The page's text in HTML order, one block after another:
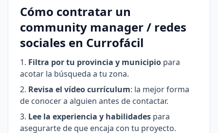
Cómo contratar un
community manager / redes
sociales en Currofácil
Filtra por tu provincia y municipio para
acotar la búsqueda a tu zona.
Revisa el vídeo currículum: la mejor forma
de conocer a alguien antes de contactar.
Lee la experiencia y habilidades para
asegurarte de que encaja con tu proyecto.